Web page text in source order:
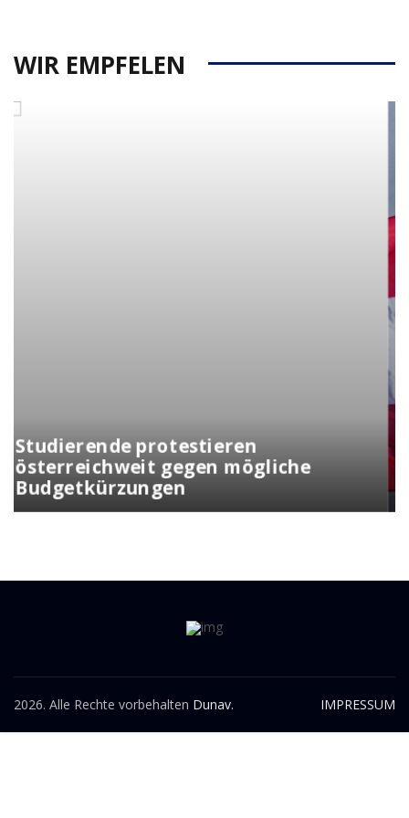
WIR EMPFELEN
Kunasek fordert strengere Regeln
für die Verleihung der
Staatsbürgerschaft
2026. Alle Rechte vorbehalten Dunav. IMPRESSUM